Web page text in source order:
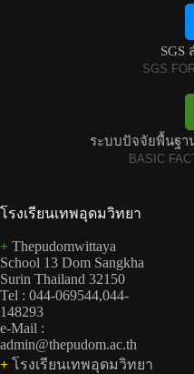
SGS
SGS
ระบบปัจจัยพื้นฐา
BASIC
โรงเรียนเทพอุดมวิทยา
+ Thepudomwittaya
School 13 Dom Sangkha
Surin Thailand 32150
Tel : 044-069544,044-
148293
e-Mail :
admin@thepudom.ac.th
+ โรงเรียนเทพอุดมวิทยา